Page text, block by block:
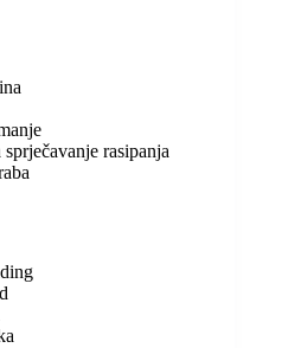
rasipanja